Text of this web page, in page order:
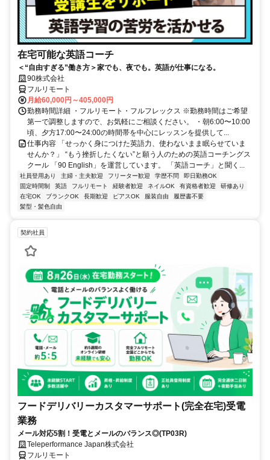
在宅可能な英語コーチ
＜“自由すぎる”働き方＞家でも、夜でも。英語が仕事になる。
90株式会社
フルリモート
月給60,000円～405,000円
勤務時間詳細 ・フルリモート・フルフレックス ※勤務時間はご希望
第一で調整しますので、お気軽にご相談ください。 ・朝6:00〜10:00
頃、夕方17:00〜24:00の時間帯を中心にレッスンを提供して...
仕事内容 「せっかく身につけた英語力、使わないまま眠らせていま
せんか？」 “もう挫折したくない”と願う人のための英語コーチングス
クール 「90 English」を運営しています。 「英語コーチ」と聞く...
社員登用あり 主婦・主夫歓迎 フリーター歓迎 学歴不問
即日勤務OK
固定時間制
英語 フルリモート 経験者歓迎 ネイルOK 有資格者歓迎
研修あり
在宅OK
ブランクOK 長期歓迎 ピアスOK 服装自由
履歴書不要
髪型・髪色自由
契約社員
フードデリバリーカスタマーサポート(完全在宅)受電
業務
メール対応5割！受電とメールのバランス◎(TP03R)
Teleperformance Japan株式会社
フルリモート